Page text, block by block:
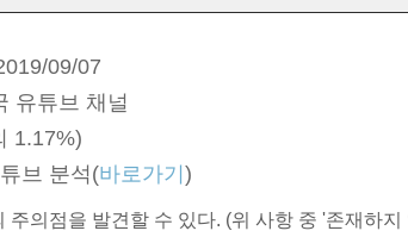
09/07
유튜브 채널
1.17%)
브 분석(바로가기 )
의점을 발견할 수 있다. (위 사항 중 '존재하지